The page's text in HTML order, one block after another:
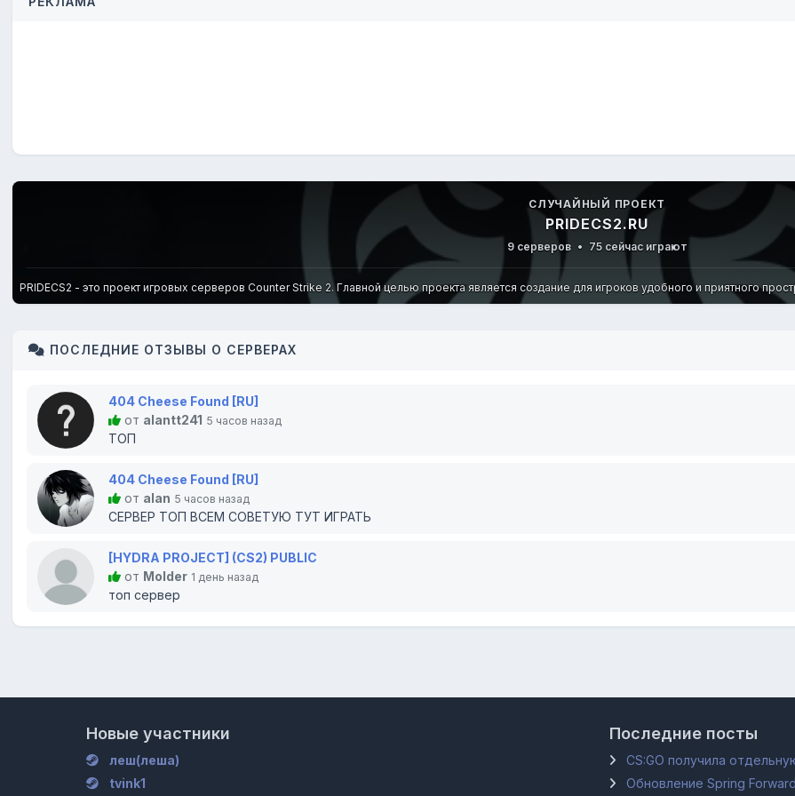
СЛУЧАЙНЫЙ ПРОЕКТ
PRIDECS2.RU
9 серверов • 75 сейчас играют
PRIDECS2 - это проект игровых серверов Counter Strike 2. Главной целью проекта является создание для игроков удобного и приятного
ПОСЛЕДНИЕ ОТЗЫВЫ О СЕРВЕРАХ
404 Cheese Found [RU]
от alantt241 5 часов назад
ТОП
404 Cheese Found [RU]
от alan 5 часов назад
СЕРВЕР ТОП ВСЕМ СОВЕТУЮ ТУТ ИГРАТЬ
[HYDRA PROJECT] (CS2) PUBLIC
от Molder 1 день назад
топ сервер
Новые участники
леш(леша)
tvink1
Последние посты
CS:GO получила
Обновление Spring